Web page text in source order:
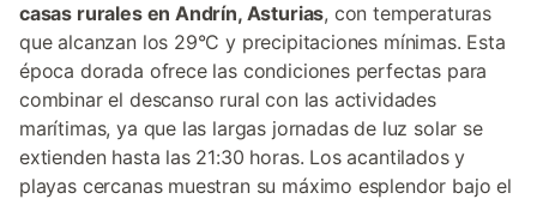
casas rurales en Andrín, Asturias, con temperaturas
que alcanzan los 29°C y precipitaciones mínimas. Esta
época dorada ofrece las condiciones perfectas para
combinar el descanso rural con las actividades
marítimas, ya que las largas jornadas de luz solar se
extienden hasta las 21:30 horas. Los acantilados y
playas cercanas muestran su máximo esplendor bajo el